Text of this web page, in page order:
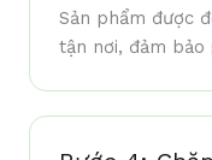
Sản phẩm được
tận nơi, đảm bảo